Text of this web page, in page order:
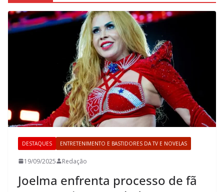
DESTAQUES ENTRETENIMENTO E BASTIDORES DA TV E NOVELAS
19/09/2025 Redação
Joelma enfrenta processo de fã